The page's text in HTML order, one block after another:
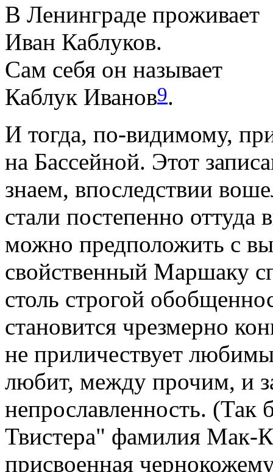
В Ленинграде проживает
Иван Каблуков.
Сам себя он называет
Каблук Иванов9.
И тогда, по-видимому,
на Бассейной. Этот
знаем, впоследствии
стали постепенно
можно предположить с
свойственный Маршаку
столь строгой
становится чрезмерно
не приличествует
любит, между прочим, и
непрославленность.
Твистера" фамилия Мак-
присвоенная